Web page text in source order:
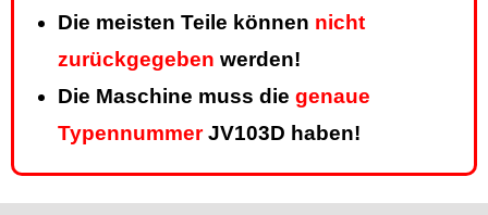
Die meisten Teile können nicht
zurückgegeben werden!
Die Maschine muss die genaue
TypennummerJV103D haben!